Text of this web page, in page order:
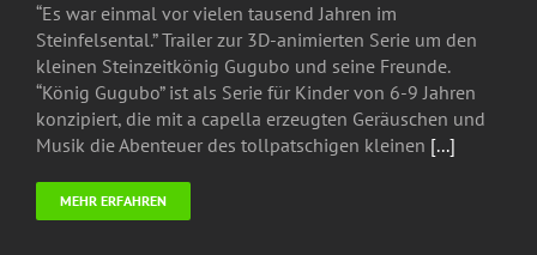
“Es war einmal vor vielen tausend Jahren im
Steinfelsental.” Trailer zur 3D-animierten Serie um den
kleinen Steinzeitkönig Gugubo und seine Freunde.
“König Gugubo” ist als Serie für Kinder von 6-9 Jahren
konzipiert, die mit a capella erzeugten Geräuschen und
Musik die Abenteuer des tollpatschigen kleinen [...]
MEHR ERFAHREN